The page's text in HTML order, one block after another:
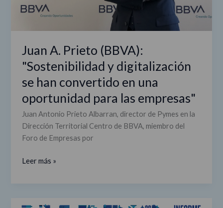
Juan A. Prieto (BBVA):
"Sostenibilidad y digitalización
se han convertido en una
oportunidad para las empresas"
Juan Antonio Prieto Albarran, director de Pymes en la
Dirección Territorial Centro de BBVA, miembro del
Foro de Empresas por
en
oportunidad
las
empresas"
Leer más »
Informe